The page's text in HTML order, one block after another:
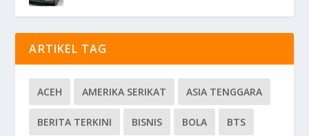
ARTIKEL TAG
ACEH AMERIKA SERIKAT ASIA TENGGARA
BERITA TERKINI BISNIS BOLA BTS